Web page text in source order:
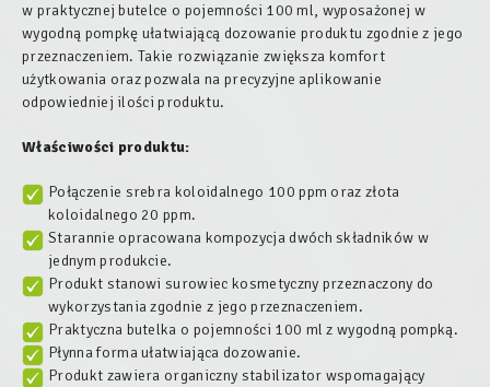
w praktycznej butelce o pojemności 100 ml, wyposażonej w
wygodną pompkę ułatwiającą dozowanie produktu zgodnie z jego
przeznaczeniem. Takie rozwiązanie zwiększa komfort
użytkowania oraz pozwala na precyzyjne aplikowanie
odpowiedniej ilości produktu.
Właściwości produktu:
Połączenie srebra koloidalnego 100 ppm oraz złota
koloidalnego 20 ppm.
Starannie opracowana kompozycja dwóch składników w
jednym produkcie.
Produkt stanowi surowiec kosmetyczny przeznaczony do
wykorzystania zgodnie z jego przeznaczeniem.
Praktyczna butelka o pojemności 100 ml z wygodną pompką.
Płynna forma ułatwiająca dozowanie.
Produkt zawiera organiczny stabilizator wspomagający